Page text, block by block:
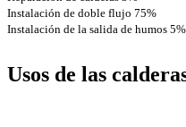
Instalación de doble flujo 75%
Instalación de la salida de humos 5%
Usos de las